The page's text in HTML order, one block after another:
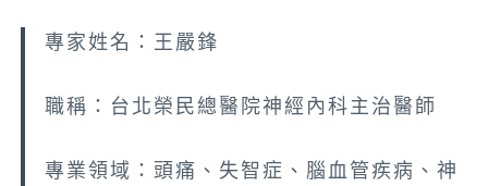
專家姓名：王嚴鋒
職稱：台北榮民總醫院神經內科主治醫師
專業領域：頭痛、失智症、腦血管疾病、神